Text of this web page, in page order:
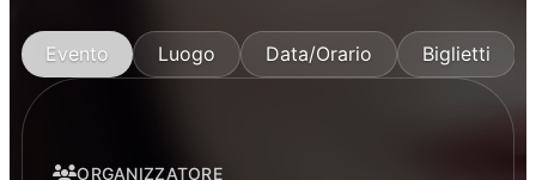
Evento Luogo Data/Orario Biglietti
ORGANIZZATORE